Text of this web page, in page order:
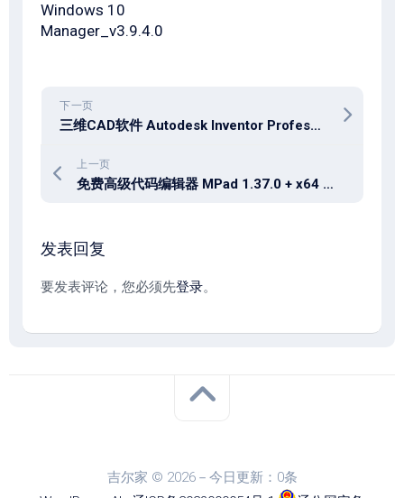
Windows 10
Manager_v3.9.4.0
下一页
三维CAD软件 Autodesk Inventor Professional 2027.0.1 x64 + Extensions
上一页
免费高级代码编辑器 MPad 1.37.0 + x64 中文多语免费版
发表回复
要发表评论，您必须先登录。
吉尔家 © 2026－今日更新：0条